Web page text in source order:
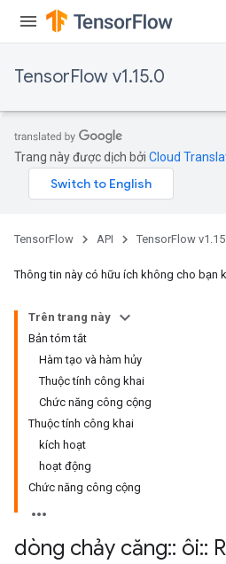
TensorFlow v1.15.0
Trang này được dịch bởi Cloud
TensorFlow API TensorFlow
Thông tin này có hữu ích không cho bạn
Trên trang này
Bản tóm tắt
Hàm tạo và hàm hủy
Thuộc tính công khai
Chức năng công cộng
Thuộc tính công khai
kích hoạt
hoạt động
Chức năng công cộng
dòng chảy căng:: ôi::